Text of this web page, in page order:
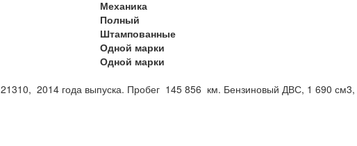
Механика
Полный
Штампованные
Одной марки
Одной марки
21310, 2014 года выпуска. Пробег 145 856 км. Бензиновый ДВС, 1 690 см3,